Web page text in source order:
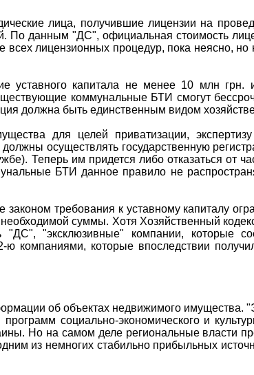
лица, получившие лицензии на
По данным "ДС", официальная стоимость
лицензионных процедур, пока неясно, но
уставного капитала не менее 10 млн грн.
коммунальные БТИ смогут
должна быть единственным видом
для целей приватизации, экспертизу
осуществлять государственную
Теперь им придется либо отказаться от
БТИ данное правило не
требования к уставному капиталу
суммы. Хотя Хозяйственный
"эксклюзивные" компании, которые
компаниями, которые впоследствии
об объектах недвижимого имущества.
социально-экономического и
Но на самом деле региональные власти
из немногих стабильно прибыльных